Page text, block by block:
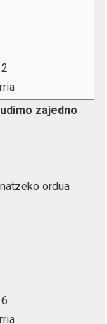
zajedno
ordua